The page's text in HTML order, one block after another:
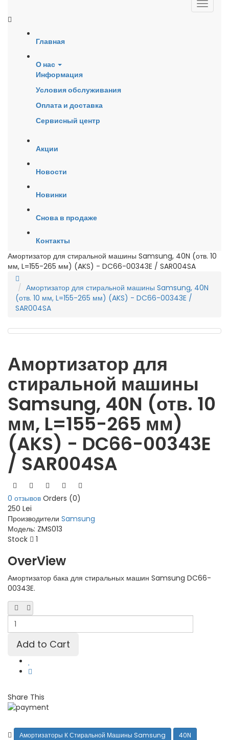
Главная
О нас
Информация
Условия обслуживания
Оплата и доставка
Сервисный центр
Акции
Новости
Новинки
Снова в продаже
Контакты
Амортизатор для стиральной машины Samsung, 40N (отв. 10
мм, L=155-265 мм) (AKS) - DC66-00343E / SAR004SA
Амортизатор для стиральной машины Samsung, 40N
(отв. 10 мм, L=155-265 мм) (AKS) - DC66-00343E /
SAR004SA
Амортизатор для
стиральной машины
Samsung, 40N (отв. 10
мм, L=155-265 мм)
(AKS) - DC66-00343E
/ SAR004SA
0 отзывов Orders (0)
250 Lei
Производители Samsung
Модель: ZMS013
Stock
1
OverView
Амортизатор бака для стиральных машин Samsung DC66-
00343E.
Share This
Амортизаторы К Стиральной Машины Samsung
40N